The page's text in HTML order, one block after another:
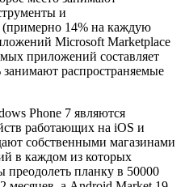
и
(примерно 14% на каждую
Microsoft Marketplace
приложений составляет
распространяемые
Phone 7 являются
работающих на iOS и
собственными магазинами
в каждом из которых
планку в 50000